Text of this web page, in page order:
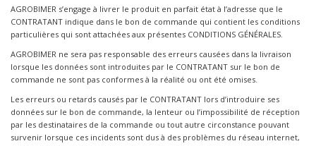
AGROBIMER s’engage à livrer le produit en parfait état à l’adresse que le
CONTRATANT indique dans le bon de commande qui contient les conditions
particulières qui sont attachées aux présentes CONDITIONS GÉNÉRALES.
AGROBIMER ne sera pas responsable des erreurs causées dans la livraison
lorsque les données sont introduites par le CONTRATANT sur le bon de
commande ne sont pas conformes à la réalité ou ont été omises.
Les erreurs ou retards causés par le CONTRATANT lors d’introduire ses
données sur le bon de commande, la lenteur ou l’impossibilité de réception
par les destinataires de la commande ou tout autre circonstance pouvant
survenir lorsque ces incidents sont dus à des problèmes du réseau internet,